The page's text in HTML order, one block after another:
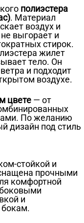
полиэстера
. Материал
воздух и
выгорает и
стирок.
жилет
тело. Он
и подходит
воздухе.
цвете — от
По желанию
дизайн под стиль
стойкой и
прочными
комфортной
и